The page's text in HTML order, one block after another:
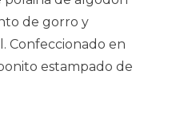
de gorro y
Confeccionado en
estampado de